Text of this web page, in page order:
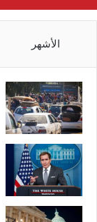
الأشهر